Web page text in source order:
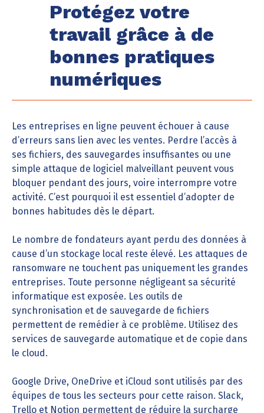
Protégez votre
travail grâce à de
bonnes pratiques
numériques
Les entreprises en ligne peuvent échouer à cause
d’erreurs sans lien avec les ventes. Perdre l’accès à
ses fichiers, des sauvegardes insuffisantes ou une
simple attaque de logiciel malveillant peuvent vous
bloquer pendant des jours, voire interrompre votre
activité. C’est pourquoi il est essentiel d’adopter de
bonnes habitudes dès le départ.
Le nombre de fondateurs ayant perdu des données à
cause d’un stockage local reste élevé. Les attaques de
ransomware ne touchent pas uniquement les grandes
entreprises. Toute personne négligeant sa sécurité
informatique est exposée. Les outils de
synchronisation et de sauvegarde de fichiers
permettent de remédier à ce problème. Utilisez des
services de sauvegarde automatique et de copie dans
le cloud.
Google Drive, OneDrive et iCloud sont utilisés par des
équipes de tous les secteurs pour cette raison. Slack,
Trello et Notion permettent de réduire la surcharge